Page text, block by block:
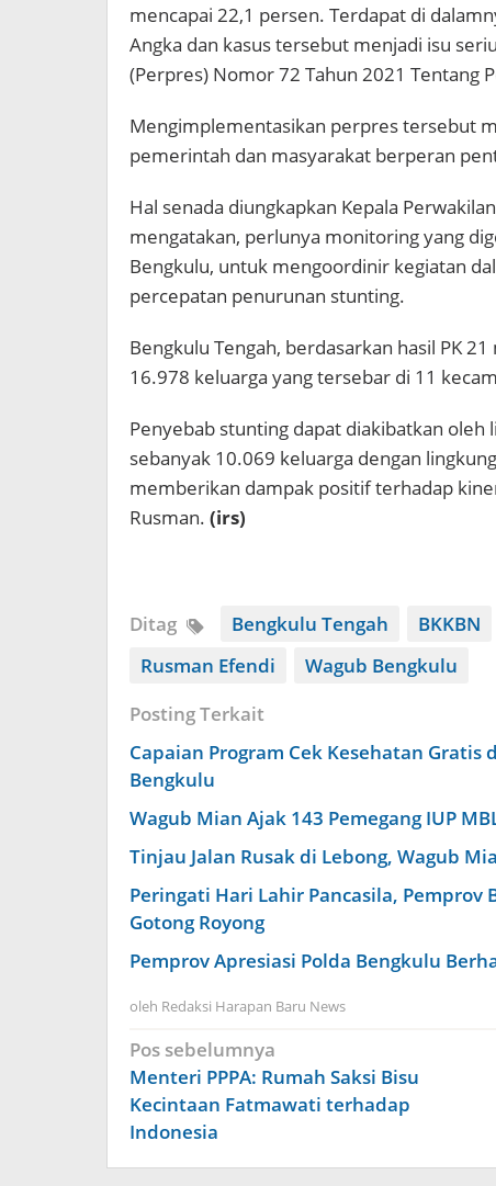
mencapai 22,1 persen. Terdapat di
Angka dan kasus tersebut menjadi isu
(Perpres) Nomor 72 Tahun 2021 Tentang
Mengimplementasikan perpres tersebut
pemerintah dan masyarakat berperan
Hal senada diungkapkan Kepala
mengatakan, perlunya monitoring yang
Bengkulu, untuk mengoordinir kegiatan
percepatan penurunan stunting.
Bengkulu Tengah, berdasarkan hasil PK
16.978 keluarga yang tersebar di 11
Penyebab stunting dapat diakibatkan
sebanyak 10.069 keluarga dengan
memberikan dampak positif terhadap
Rusman. (irs)
Ditag Bengkulu Tengah BKKBN
Rusman Efendi
Wagub Bengkulu
Posting Terkait
Capaian Program Cek Kesehatan
Bengkulu
Wagub Mian Ajak 143 Pemegang IUP
Tinjau Jalan Rusak di Lebong, Wagub
Peringati Hari Lahir Pancasila,
Gotong Royong
Pemprov Apresiasi Polda Bengkulu
oleh Redaksi Harapan Baru News
Navigasi
pos
Pos sebelumnya
Menteri PPPA: Rumah Saksi Bisu
Kecintaan Fatmawati terhadap
Indonesia